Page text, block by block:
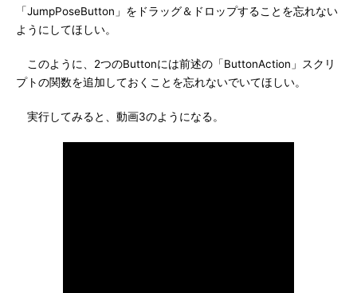
「JumpPoseButton」をドラッグ＆ドロップすることを忘れない
ようにしてほしい。
このように、2つのButtonには前述の「ButtonAction」スクリ
プトの関数を追加しておくことを忘れないでいてほしい。
実行してみると、動画3のようになる。